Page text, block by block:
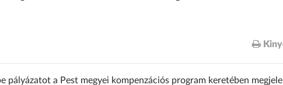
pályázatot a Pest megyei kompenzációs program keretében